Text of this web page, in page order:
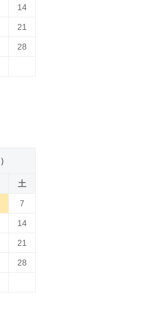
14
21
28
土
7
14
21
28